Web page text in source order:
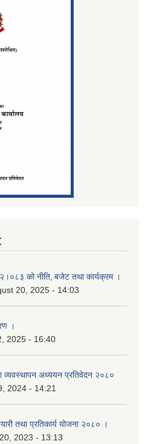
को नीति‚ बजेट तथा कार्यक्रम ।
20, 2025 - 14:03
।
2025 - 16:40
व्यवस्थापन अध्ययन प्रतिवेदन २०८०
2024 - 14:21
तथा प्रतिकार्य योजना २०८० ।
2023 - 13:13